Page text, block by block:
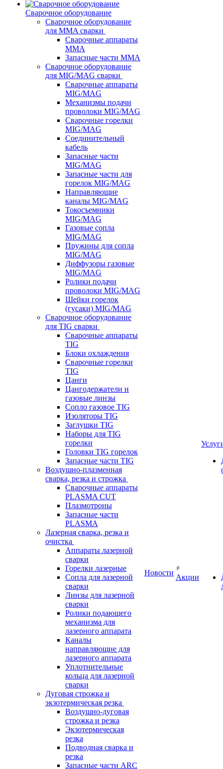
Сварочное оборудование
Сварочное оборудование
для MMA сварки
Сварочные аппараты
MMA
Запасные части MMA
Сварочное оборудование
для MIG/MAG сварки
Сварочные аппараты
MIG/MAG
Механизмы подачи
проволоки MIG/MAG
Сварочные горелки
MIG/MAG
Соединительный
кабель
Запасные части
MIG/MAG
Запасные части для
горелок MIG/MAG
Направляющие
каналы MIG/MAG
Токосъемники
MIG/MAG
Газовые сопла
MIG/MAG
Пружины для сопла
MIG/MAG
Диффузоры газовые
MIG/MAG
Ролики подачи
проволоки MIG/MAG
Шейки горелок
(гусаки) MIG/MAG
Сварочное оборудование
для TIG сварки
Сварочные аппараты
TIG
Блоки охлаждения
Сварочные горелки
TIG
Цанги
Цангодержатели и
газовые линзы
Сопло газовое TIG
Изоляторы TIG
Заглушки TIG
Наборы для TIG
горелки
Головки TIG горелок
Запасные части TIG
Воздушно-плазменная
сварка, резка и строжка
Сварочные аппараты
PLASMA CUT
Плазмотроны
Запасные части
PLASMA
Лазерная сварка, резка и
очистка
Аппараты лазерной
сварки
Горелки лазерные
Сопла для лазерной
сварки
Линзы для лазерной
сварки
Ролики подающего
механизма для
лазерного аппарата
Каналы
направляющие для
лазерного аппарата
Уплотнительные
кольца для лазерной
сварки
Дуговая строжка и
экзотермическая резка
Воздушно-дуговая
строжка и резка
Экзотермическая
резка
Подводная сварка и
резка
Запасные части ARC
Новости
Акции